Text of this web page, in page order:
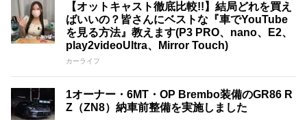
【オットキャスト徹底比較!!】結局どれを買え
ばいいの？皆さんにベストな『車でYouTube
を見る方法』教えます(P3 PRO、nano、E2、
play2videoUltra、Mirror Touch)
カーライフ
1オーナー・6MT・OP Brembo装備のGR86 R
Z（ZN8）納車前整備を実施しました